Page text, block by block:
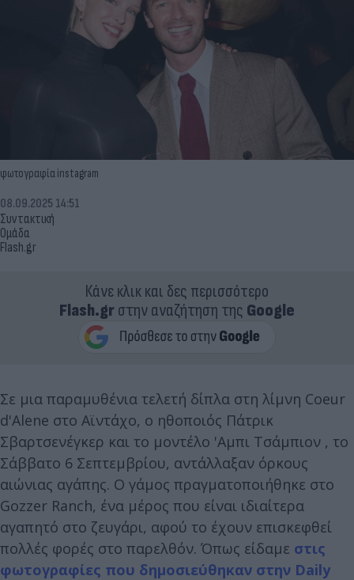
φωτογραφία instagram
Συντακτική
Ομάδα
Flash.gr
08.09.2025 14:51
Κάνε κλικ και δες περισσότερο
Flash.grστην αναζήτηση της Google
Σε μια παραμυθένια τελετή δίπλα στη λίμνη Coeur
d'Alene στο Αϊντάχο, ο ηθοποιός Πάτρικ
Σβαρτσενέγκερ και το μοντέλο 'Αμπι Τσάμπιον , το
Σάββατο 6 Σεπτεμβρίου, αντάλλαξαν όρκους
αιώνιας αγάπης. O γάμος πραγματοποιήθηκε στο
Gozzer Ranch, ένα μέρος που είναι ιδιαίτερα
αγαπητό στο ζευγάρι, αφού το έχουν επισκεφθεί
πολλές φορές στο παρελθόν. Όπως είδαμε στις
φωτογραφίες που δημοσιεύθηκαν στην Daily